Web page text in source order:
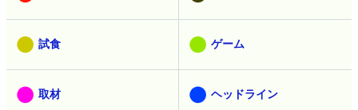
試食 ゲーム
取材 ヘッドライン